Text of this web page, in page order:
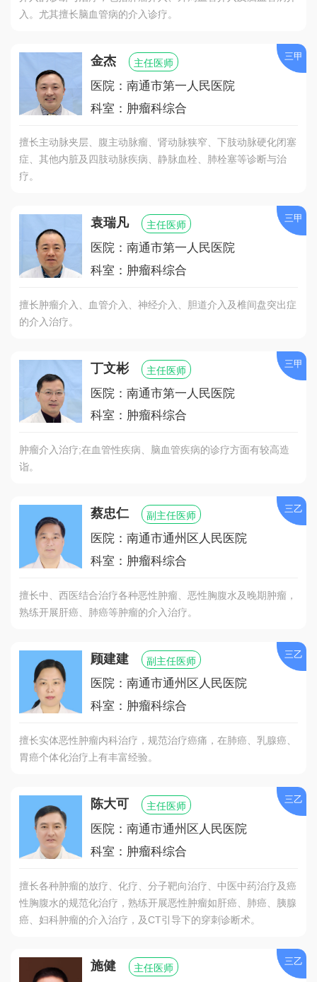
入。尤其擅长脑血管病的介入诊疗。
金杰 主任医师
医院：南通市第一人民医院
科室：肿瘤科综合
擅长主动脉夹层、腹主动脉瘤、肾动脉狭窄、下肢动脉硬化闭塞
症、其他内脏及四肢动脉疾病、静脉血栓、肺栓塞等诊断与治
疗。
三甲
袁瑞凡 主任医师
医院：南通市第一人民医院
科室：肿瘤科综合
擅长肿瘤介入、血管介入、神经介入、胆道介入及椎间盘突出症
的介入治疗。
三甲
丁文彬 主任医师
医院：南通市第一人民医院
科室：肿瘤科综合
肿瘤介入治疗;在血管性疾病、脑血管疾病的诊疗方面有较高造
诣。
三甲
蔡忠仁 副主任医师
医院：南通市通州区人民医院
科室：肿瘤科综合
擅长中、西医结合治疗各种恶性肿瘤、恶性胸腹水及晚期肿瘤，
熟练开展肝癌、肺癌等肿瘤的介入治疗。
三乙
顾建建 副主任医师
医院：南通市通州区人民医院
科室：肿瘤科综合
擅长实体恶性肿瘤内科治疗，规范治疗癌痛，在肺癌、乳腺癌、
胃癌个体化治疗上有丰富经验。
三乙
陈大可 主任医师
医院：南通市通州区人民医院
科室：肿瘤科综合
擅长各种肿瘤的放疗、化疗、分子靶向治疗、中医中药治疗及癌
性胸腹水的规范化治疗，熟练开展恶性肿瘤如肝癌、肺癌、胰腺
癌、妇科肿瘤的介入治疗，及CT引导下的穿刺诊断术。
三乙
施健 主任医师
三乙